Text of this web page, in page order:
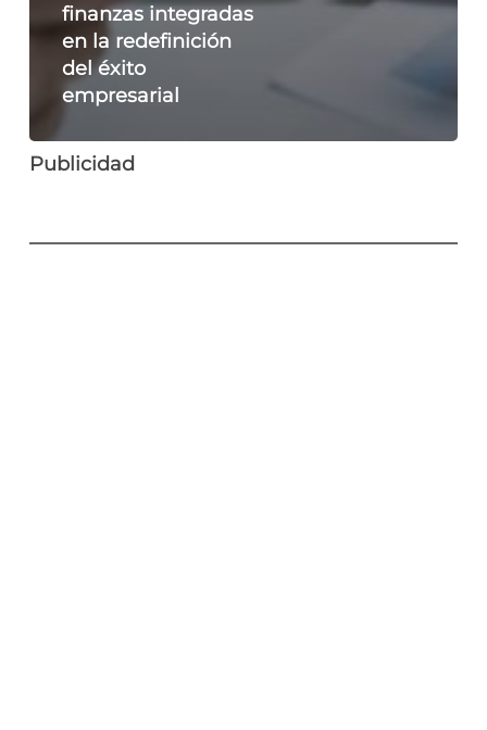
finanzas integradas
en la redefinición
del éxito
empresarial
Publicidad